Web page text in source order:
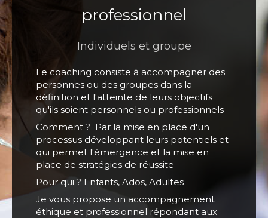
professionnel
Individuels et groupe
Le coaching consiste à accompagner des
personnes ou des groupes dans la
définition et l'atteinte de leurs objectifs
qu'ils soient personnels ou professionnels
Comment ? Par la mise en place d'un
processus développant leurs potentiels et
qui permet l'émergence et la mise en
place de stratégies de réussite
Pour qui ? Enfants, Ados, Adultes
Je vous propose un accompagnement
éthique et professionnel répondant aux